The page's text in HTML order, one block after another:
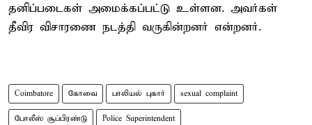
தனிப்படைகள் அமைக்கப்பட்டு உள்ளன. அவர்கள்
தீவிர விசாரணை நடத்தி வருகின்றனர் என்றனர்.
Coimbatore கோவை பாலியல் புகார் sexual complaint
போலீஸ் சூப்பிரண்டு Police Superintendent